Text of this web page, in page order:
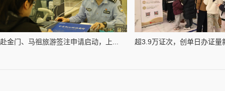
赴金门、马祖旅游签注申请启动，上... 超3.9万证次，创单日办证量